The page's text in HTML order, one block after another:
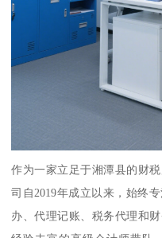
作为一家立足于湘潭县的财
司自2019年成立以来，始终
办、代理记账、税务代理和